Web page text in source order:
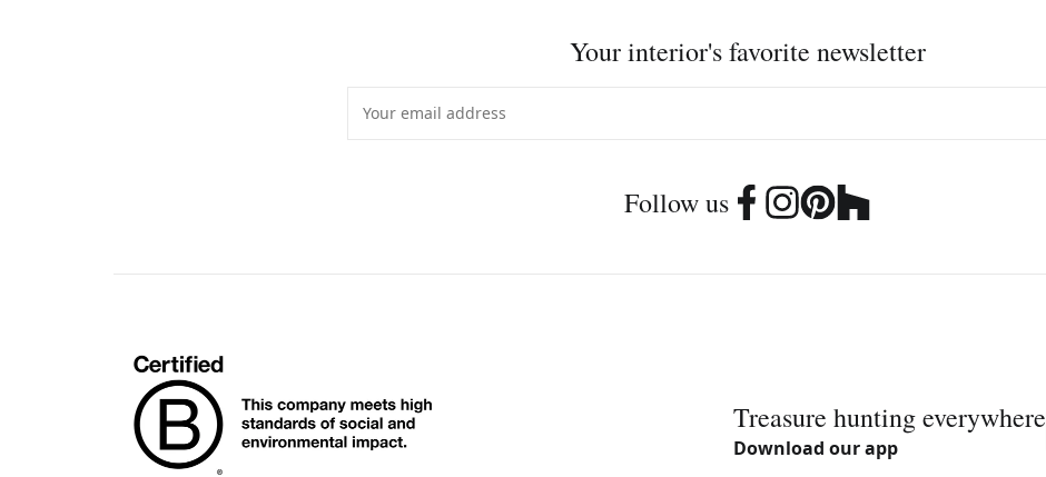
Your interior's favorite newsletter
Follow us
Treasure hunting everywhere
Download our app